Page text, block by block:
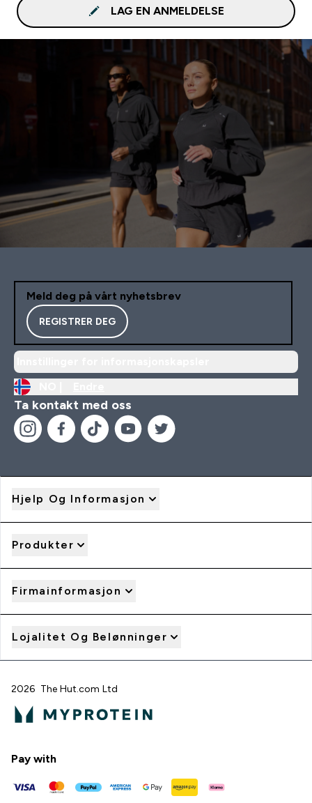
LAG EN ANMELDELSE
Meld deg på vårt nyhetsbrev
REGISTRER DEG
Ta kontakt med oss
Hjelp Og Informasjon
Produkter
Firmainformasjon
Lojalitet Og Belønninger
2026 The Hut.com Ltd
Pay with